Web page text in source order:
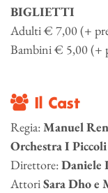
BIGLIETTI
Adulti € 7,00 (+
Bambini € 5,00 (+
Il Cast
Regia:Manuel
Orchestra I
Direttore:Daniele
AttoriSara Dhoe